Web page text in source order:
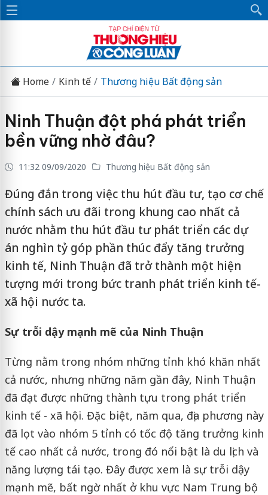
Home Kinh tế Thương hiệu Bất động sản
Ninh Thuận đột phá phát triển
bền vững nhờ đâu?
11:32 09/09/2020 Thương hiệu Bất động sản
Đúng đắn trong việc thu hút đầu tư, tạo cơ chế
chính sách ưu đãi trong khung cao nhất cả
nước nhằm thu hút đầu tư phát triển các dự
án nghìn tỷ góp phần thúc đẩy tăng trưởng
kinh tế, Ninh Thuận đã trở thành một hiện
tượng mới trong bức tranh phát triển kinh tế-
xã hội nước ta.
Sự trỗi dậy mạnh mẽ của Ninh Thuận
Từng nằm trong nhóm những tỉnh khó khăn nhất
cả nước, nhưng những năm gần đây, Ninh Thuận
đã đạt được những thành tựu trong phát triển
kinh tế - xã hội. Đặc biệt, năm qua, địa phương này
đã lọt vào nhóm 5 tỉnh có tốc độ tăng trưởng kinh
tế cao nhất cả nước, trong đó nổi bật là du lịch và
năng lượng tái tạo. Đây được xem là sự trỗi dậy
mạnh mẽ, bất ngờ nhất ở khu vực Nam Trung bộ